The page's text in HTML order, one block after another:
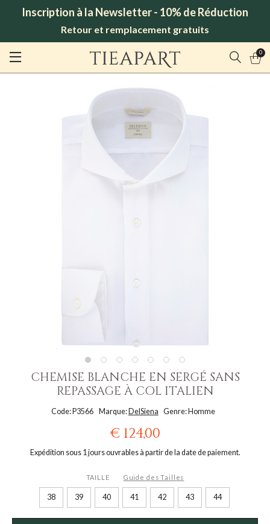
Inscription à la Newsletter - 10% de Réduction
Retour et remplacement gratuits
0
CHEMISE BLANCHE EN SERGÉ SANS
REPASSAGE À COL ITALIEN
Code: P3566 Marque: DelSiena Genre: Homme
€ 124,00
Expédition sous 1 jours ouvrables à partir de la date de paiement.
TAILLE Guide des Tailles
38 39 40 41 42 43 44